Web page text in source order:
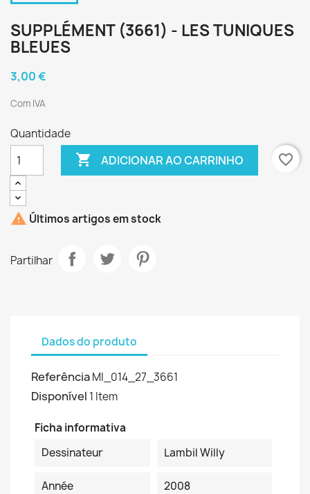
SUPPLÉMENT (3661) - LES TUNIQUES
BLEUES
3,00 €
Com IVA
Quantidade
 ADICIONAR AO CARRINHO favorite_border
 Últimos artigos em stock
Partilhar
Dados do produto
ReferênciaMI_014_27_3661
Disponível 1 Item
Ficha informativa
Dessinateur
Lambil Willy
Année 2008